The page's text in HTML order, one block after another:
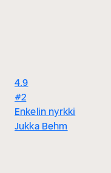
4.9
#2
Enkelin nyrkki
Jukka Behm